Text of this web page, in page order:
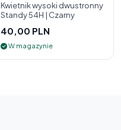
Kwietnik wysoki dwustronny
Standy 54H | Czarny
40,00 PLN
W magazynie